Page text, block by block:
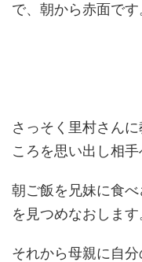
で、朝から赤面です
さっそく里村さん
ころを思い出し相
朝ご飯を兄妹に食べ
を見つめなおします
それから母親に自分